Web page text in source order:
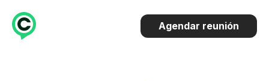
Agendar reunión